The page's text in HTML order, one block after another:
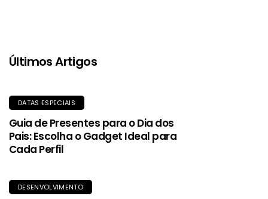
Últimos Artigos
DATAS ESPECIAIS
Guia de Presentes para o Dia dos
Pais: Escolha o Gadget Ideal para
Cada Perfil
DESENVOLVIMENTO